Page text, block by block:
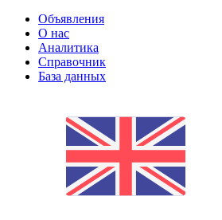
Объявления
О нас
Аналитика
Справочник
База данных